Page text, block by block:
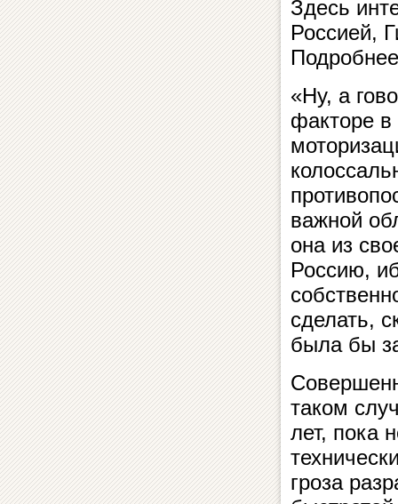
Здесь
Россией,
«Ну, а
факторе
важной
она из
Россию,
сделать,
была бы
таком
лет, пока
гроза